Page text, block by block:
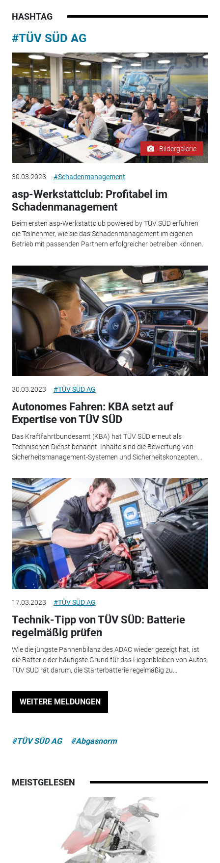
HASHTAG
#TÜV SÜD AG
Bildergalerie
30.03.2023 #Schadenmanagement
asp-Werkstattclub: Profitabel im
Schadenmanagement
Beim ersten asp-Werkstattclub powered by TÜV SÜD erfuhren
die Teilnehmer, wie sie das Schadenmanagement im eigenen
Betrieb mit passenden Partnern erfolgreicher betreiben können.
30.03.2023 #TÜV SÜD AG
Autonomes Fahren: KBA setzt auf
Expertise von TÜV SÜD
Das Kraftfahrtbundesamt (KBA) hat TÜV SÜD erneut als
Technischen Dienst benannt. Inhalte sind die Bewertung von
Sicherheitsmanagement-Systemen und Sicherheitskonzepten...
17.03.2023 #TÜV SÜD AG
Technik-Tipp von TÜV SÜD: Batterie
regelmäßig prüfen
Wie die jüngste Pannenbilanz des ADAC wieder gezeigt hat, ist
die Batterie der häufigste Grund für das Liegenbleiben von Autos.
TÜV SÜD rät darum, die Starterbatterie regelmäßig zu...
WEITERE MELDUNGEN
#TÜV SÜD AG #Abgasnorm
MEISTGELESEN